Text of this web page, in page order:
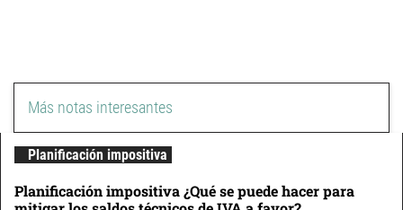
Más notas interesantes
Planificación impositiva
Planificación impositiva ¿Qué se puede hacer para